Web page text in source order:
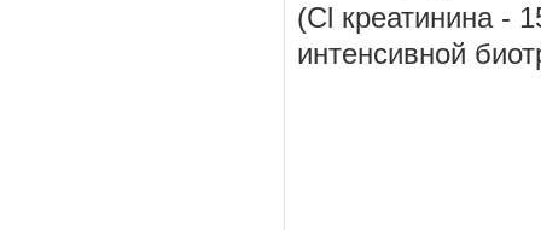
(Cl креатинина -
интенсивной